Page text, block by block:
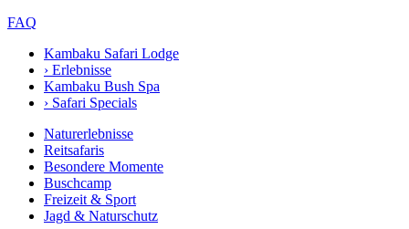
FAQ
Kambaku Safari Lodge
› Erlebnisse
Kambaku Bush Spa
› Safari Specials
Naturerlebnisse
Reitsafaris
Besondere Momente
Buschcamp
Freizeit & Sport
Jagd & Naturschutz